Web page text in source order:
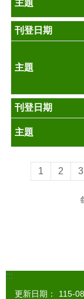
1 2 3
:::
更新日期：
115-